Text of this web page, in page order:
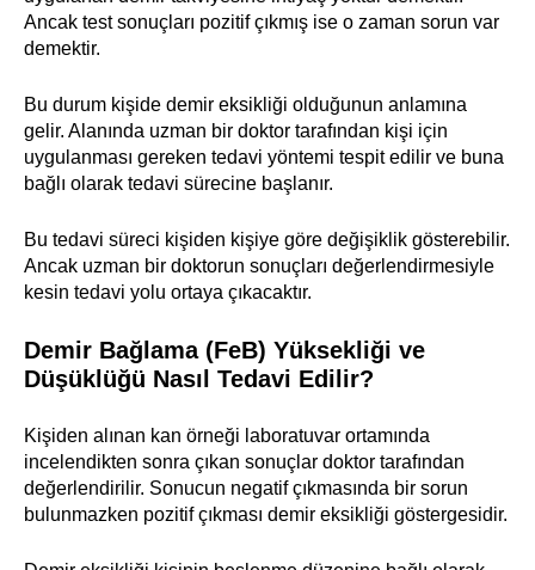
Ancak test sonuçları pozitif çıkmış ise o zaman sorun var
demektir.
Bu durum kişide demir eksikliği olduğunun anlamına
gelir. Alanında uzman bir doktor tarafından kişi için
uygulanması gereken tedavi yöntemi tespit edilir ve buna
bağlı olarak tedavi sürecine başlanır.
Bu tedavi süreci kişiden kişiye göre değişiklik gösterebilir.
Ancak uzman bir doktorun sonuçları değerlendirmesiyle
kesin tedavi yolu ortaya çıkacaktır.
Demir Bağlama (FeB) Yüksekliği ve
Düşüklüğü Nasıl Tedavi Edilir?
Kişiden alınan kan örneği laboratuvar ortamında
incelendikten sonra çıkan sonuçlar doktor tarafından
değerlendirilir. Sonucun negatif çıkmasında bir sorun
bulunmazken pozitif çıkması demir eksikliği göstergesidir.